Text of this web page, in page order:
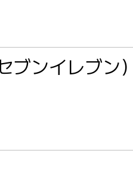
ンイレブン）